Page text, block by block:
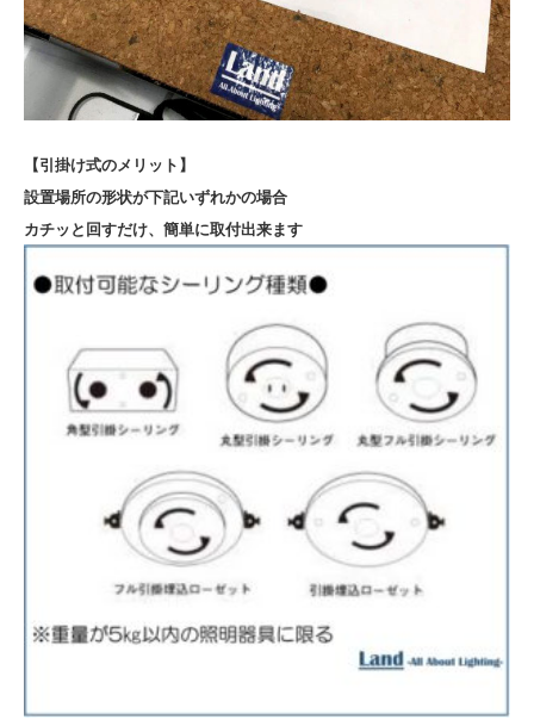
【引掛け式のメリット】
設置場所の形状が下記いずれかの場合
カチッと回すだけ、簡単に取付出来ます